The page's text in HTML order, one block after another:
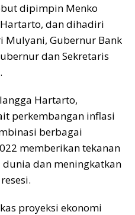
dipimpin Menko
dan dihadiri
Mulyani, Gubernur Bank
dan Sekretaris
Hartarto,
perkembangan inflasi
berbagai
memberikan tekanan
dan meningkatkan
proyeksi ekonomi